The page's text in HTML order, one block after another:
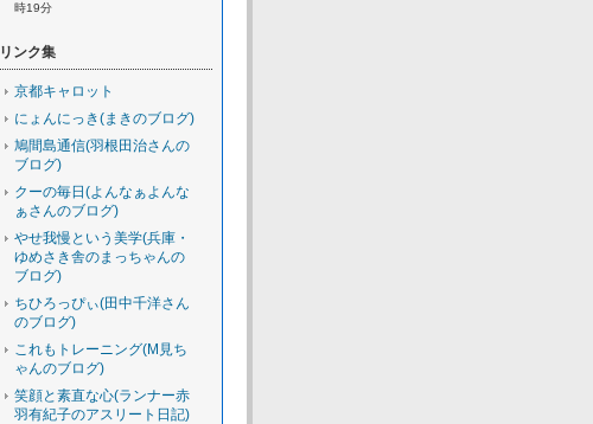
時19分
リンク集
京都キャロット
にょんにっき(まきのブログ)
鳩間島通信(羽根田治さんの
ブログ)
クーの毎日(よんなぁよんな
ぁさんのブログ)
やせ我慢という美学(兵庫・
ゆめさき舎のまっちゃんの
ブログ)
ちひろっぴぃ(田中千洋さん
のブログ)
これもトレーニング(M見ち
ゃんのブログ)
笑顔と素直な心(ランナー赤
羽有紀子のアスリート日記)